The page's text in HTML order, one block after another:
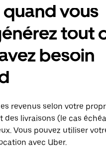
vous
tout
besoin
revenus selon votre
livraisons (le cas
Vous pouvez utiliser
avec Uber.